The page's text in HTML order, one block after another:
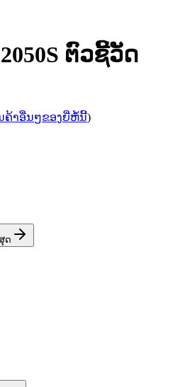
ຕົວຊີ້ວັດ
ຄ້າອື່ນໆຂອງຍີ່ຫໍ້ນີ້)
ດ